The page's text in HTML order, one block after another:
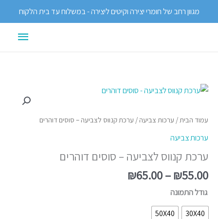
מגוון רחב של חומרי יצירה וקיטים ליצירה - במשלוח עד בית הלקוח
עמוד הבית/ ערכות צביעה / ערכת קנווס לצביעה – סוסים דוהרים
ערכות צביעה
ערכת קנווס לצביעה – סוסים דוהרים
₪55.00
–
₪65.00
טווח
גודל התמונה
30X40
50X40
כמות
ערכת
לצביעה
-
סוסים
דוהרים